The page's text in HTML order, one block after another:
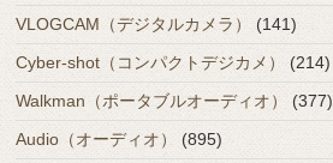
VLOGCAM（デジタルカメラ）
(141)
Cyber-shot（コンパクトデジカメ）
(214)
Walkman（ポータブルオーディオ）
(377)
Audio（オーディオ）
(895)